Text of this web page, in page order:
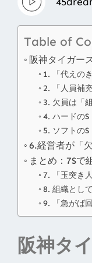
Table of
阪神タイガー
1. 「代えの
2. 「人員補
3. 欠員は「
4. ハードのS
5. ソフトのS
6.経営者が「
まとめ：7Sで
7. 「玉突き
8. 組織とし
9. 「急がば
阪神タ